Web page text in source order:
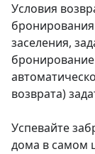
Условия
заселения,
бронирование
возврата)
Успевайте
дома в самом